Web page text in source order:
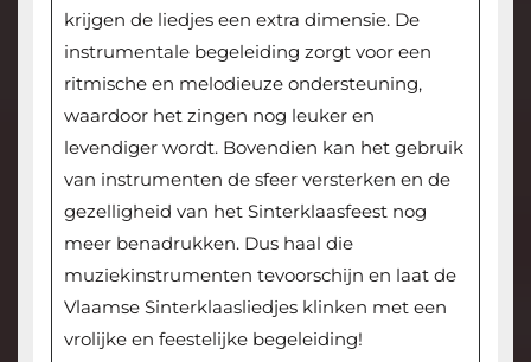
krijgen de liedjes een extra dimensie. De
instrumentale begeleiding zorgt voor een
ritmische en melodieuze ondersteuning,
waardoor het zingen nog leuker en
levendiger wordt. Bovendien kan het gebruik
van instrumenten de sfeer versterken en de
gezelligheid van het Sinterklaasfeest nog
meer benadrukken. Dus haal die
muziekinstrumenten tevoorschijn en laat de
Vlaamse Sinterklaasliedjes klinken met een
vrolijke en feestelijke begeleiding!